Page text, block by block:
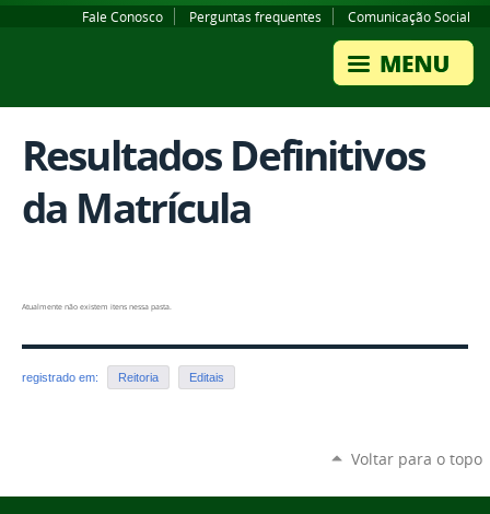
Fale Conosco Perguntas frequentes Comunicação Social
Resultados Definitivos
da Matrícula
Atualmente não existem itens nessa pasta.
registrado em: Reitoria Editais
Voltar para o topo